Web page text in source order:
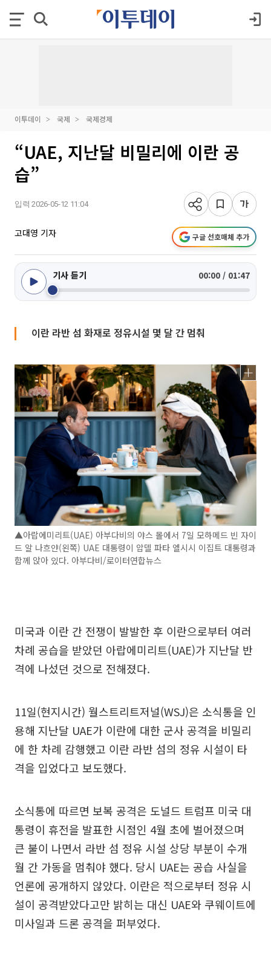
이투데이 국제 국제경제
“UAE, 지난달 비밀리에 이란 공
습”
입력 2026-05-12 11:04
고대영 기자 구글 선호매체 추가
기사 듣기 00:00 / 01:47
이란 라반 섬 화재로 정유시설 몇 달 간 멈춰
▲아랍에미리트(UAE) 아부다비의 야스 몰에서 7일 모하메드 빈 자이
드 알 나흐얀(왼쪽) UAE 대통령이 압델 파타 엘시시 이집트 대통령과
함께 앉아 있다. 아부다비/로이터연합뉴스
미국과 이란 간 전쟁이 발발한 후 이란으로부터 여러
차례 공습을 받았던 아랍에미리트(UAE)가 지난달 반
격에 나섰던 것으로 전해졌다.
11일(현지시간) 월스트리트저널(WSJ)은 소식통을 인
용해 지난달 UAE가 이란에 대한 군사 공격을 비밀리
에 한 차례 감행했고 이란 라반 섬의 정유 시설이 타
격을 입었다고 보도했다.
소식통에 따르면 보복 공격은 도널드 트럼프 미국 대
통령이 휴전을 발표한 시점인 4월 초에 벌어졌으며
큰 불이 나면서 라반 섬 정유 시설 상당 부분이 수개
월 간 가동을 멈춰야 했다. 당시 UAE는 공습 사실을
언론에 공개하지 않았다. 이란은 적으로부터 정유 시
설이 공격받았다고만 밝히는 대신 UAE와 쿠웨이트에
미사일과 드론 공격을 퍼부었다.